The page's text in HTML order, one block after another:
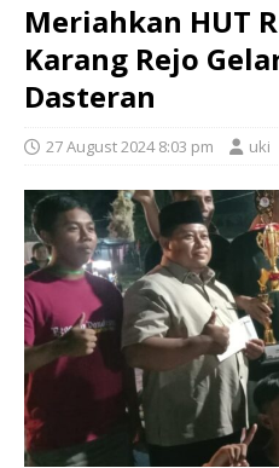
Meriahkan HUT
Karang Rejo
Dasteran
27 August 2024 8:03 pm uki